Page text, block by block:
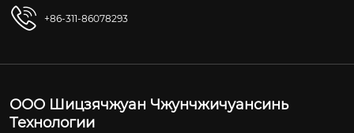
+86-311-86078293
ООО Шицзячжуан Чжунчжичуансинь
Технологии